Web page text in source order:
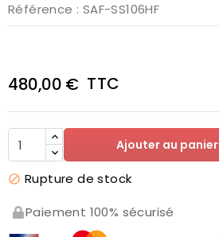
Référence : SAF-SS106HF
480,00 € TTC
Ajouter au panier
 Rupture de stock
Paiement 100% sécurisé